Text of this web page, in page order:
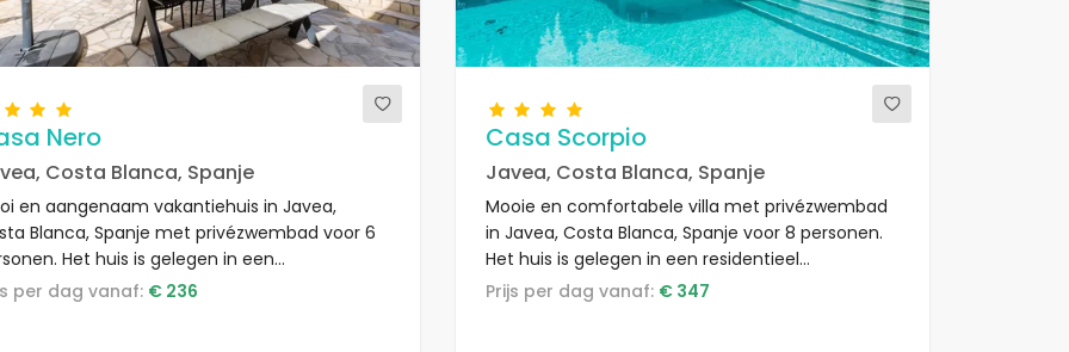
Nero
Costa Blanca, Spanje
en aangenaam vakantiehuis in Javea,
Blanca, Spanje met privézwembad voor 6
Het huis is gelegen in een
en residentiële omgeving, dichtbij
per dag vanaf: € 236
Casa Scorpio
Javea, Costa Blanca, Spanje
Mooie en comfortabele villa met privézwembad
in Javea, Costa Blanca, Spanje voor 8 personen.
Het huis is gelegen in een residentieel
strandgebied, dichtbij supermarkten en op 2 km
Prijs per dag vanaf: € 347